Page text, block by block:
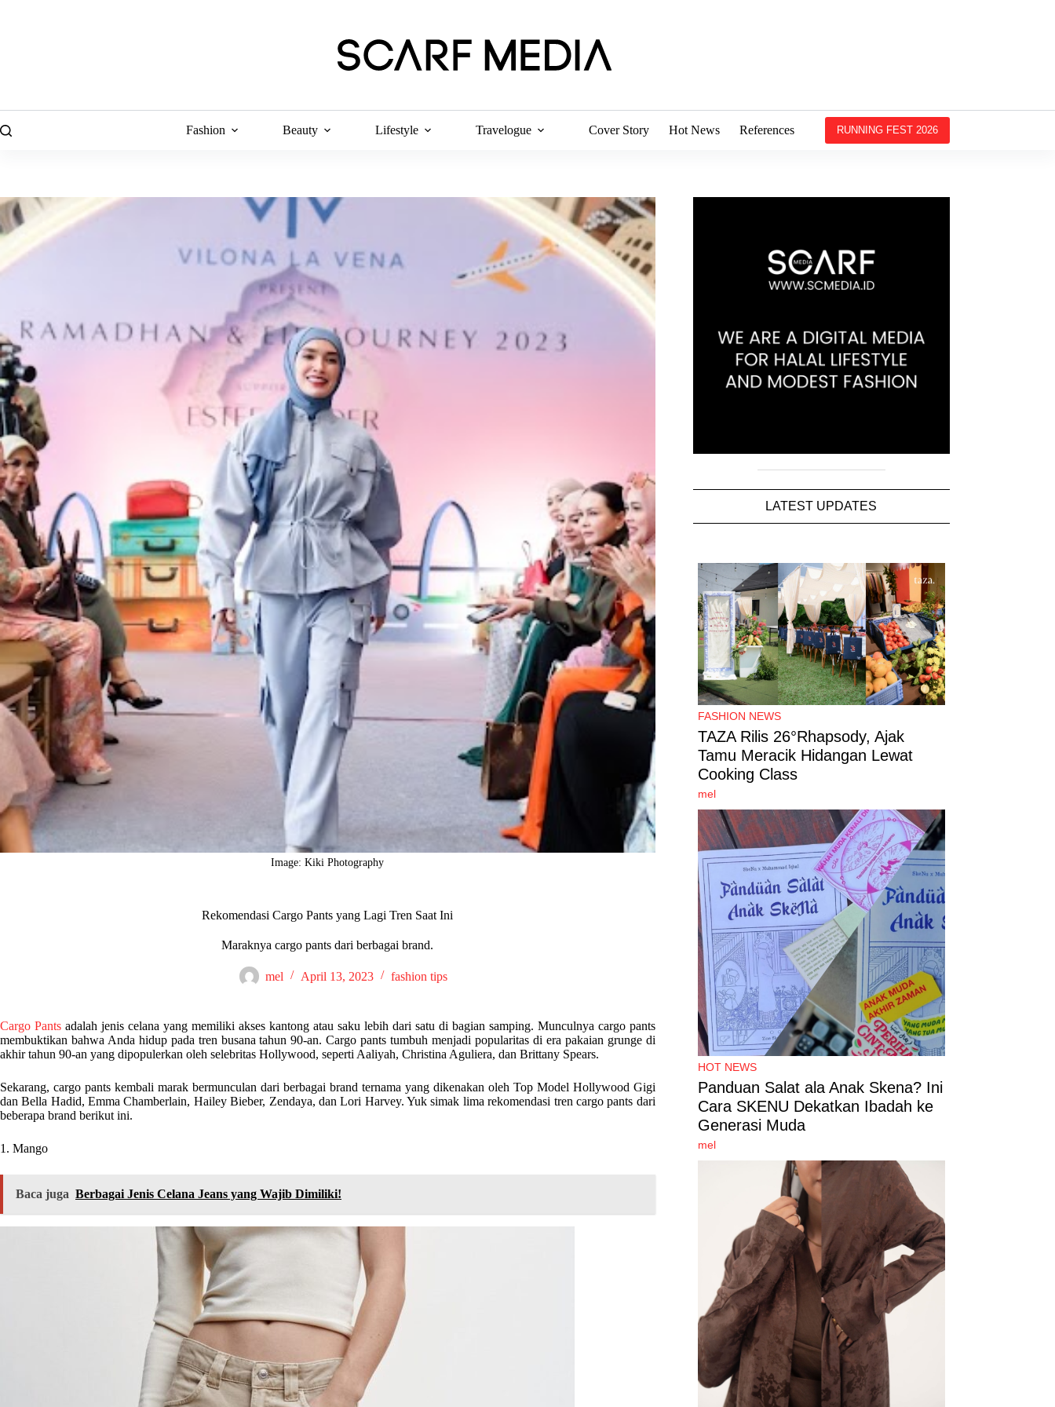
Fashion Beauty Lifestyle Travelogue Cover Story Hot News References RUNNING FEST 2026
Image: Kiki Photography
Rekomendasi Cargo Pants yang Lagi Tren Saat Ini
Maraknya cargo pants dari berbagai brand.
mel April 13, 2023 fashion tips
Cargo Pantsadalah jenis celana yang memiliki akses kantong atau saku lebih dari satu di bagian samping. Munculnya cargo pants
membuktikan bahwa Anda hidup pada tren busana tahun 90-an. Cargo pants tumbuh menjadi popularitas di era pakaian grunge di
akhir tahun 90-an yang dipopulerkan oleh selebritas Hollywood, seperti Aaliyah, Christina Aguliera, dan Brittany Spears.
Sekarang, cargo pants kembali marak bermunculan dari berbagai brand ternama yang dikenakan oleh Top Model Hollywood Gigi
dan Bella Hadid, Emma Chamberlain, Hailey Bieber, Zendaya, dan Lori Harvey. Yuk simak lima rekomendasi tren cargo pants dari
beberapa brand berikut ini.
1. Mango
Baca juga Berbagai Jenis Celana Jeans yang Wajib Dimiliki!
LATEST UPDATES
FASHION NEWS
TAZA Rilis 26°Rhapsody, Ajak
Tamu Meracik Hidangan Lewat
Cooking Class
mel
HOT NEWS
Panduan Salat ala Anak Skena? Ini
Cara SKENU Dekatkan Ibadah ke
Generasi Muda
mel